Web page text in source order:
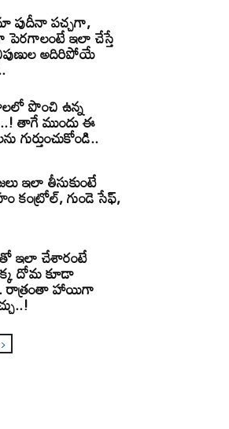
పుదీనా పచ్చగా,
పెరగాలంటే ఇలా చేస్తే
అదిరిపోయే
పొంచి ఉన్న
తాగే ముందు ఈ
గుర్తుంచుకోండి..
ఇలా తీసుకుంటే
కంట్రోల్, గుండె సేఫ్,
ఇలా చేశారంటే
దోమ కూడా
రాత్రంతా హాయిగా